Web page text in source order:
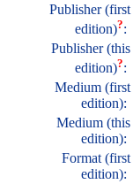
Publisher (first
edition)?:
Publisher (this
edition)?:
Medium (first
edition):
Medium (this
edition):
Format (first
edition):